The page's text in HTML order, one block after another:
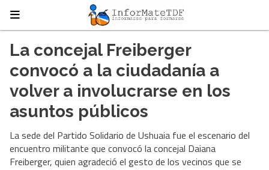
La concejal Freiberger
convocó a la ciudadanía a
volver a involucrarse en los
asuntos públicos
La sede del Partido Solidario de Ushuaia fue el escenario del
encuentro militante que convocó la concejal Daiana
Freiberger, quien agradeció el gesto de los vecinos que se